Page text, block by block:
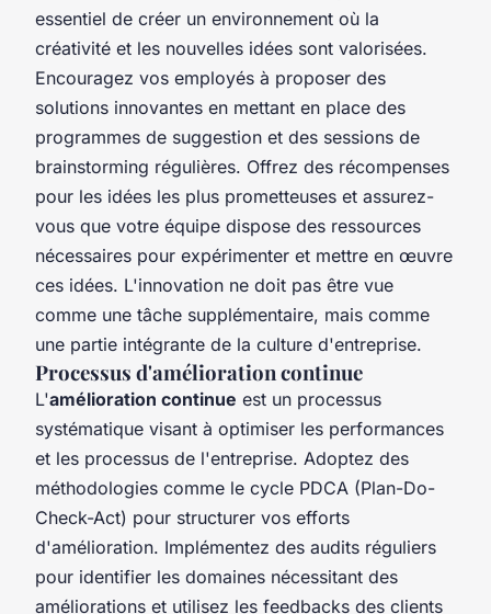
essentiel de créer un environnement où la
créativité et les nouvelles idées sont valorisées.
Encouragez vos employés à proposer des
solutions innovantes en mettant en place des
programmes de suggestion et des sessions de
brainstorming régulières. Offrez des récompenses
pour les idées les plus prometteuses et assurez-
vous que votre équipe dispose des ressources
nécessaires pour expérimenter et mettre en œuvre
ces idées. L'innovation ne doit pas être vue
comme une tâche supplémentaire, mais comme
une partie intégrante de la culture d'entreprise.
Processus d'amélioration continue
L'amélioration continue est un processus
systématique visant à optimiser les performances
et les processus de l'entreprise. Adoptez des
méthodologies comme le cycle PDCA (Plan-Do-
Check-Act) pour structurer vos efforts
d'amélioration. Implémentez des audits réguliers
pour identifier les domaines nécessitant des
améliorations et utilisez les feedbacks des clients